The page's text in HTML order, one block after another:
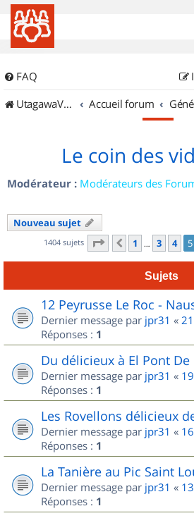
FAQ
UtagawaVTT (Randos VTT et VTTAE avec traces GPS)
Accueil forum
Le coin des
Modérateur : Modérateurs des
Nouveau sujet
1404 sujets Page 5sur 47
Précédent
1 … 3 4 5
Sujets
12 Peyrusse Le Roc -
Dernier message par jpr31 «
Réponses : 1
Du délicieux à El Pont
Dernier message par jpr31 «
Réponses : 1
Les Rovellons délicieux
Dernier message par jpr31 «
Réponses : 1
La Tanière au Pic Saint
Dernier message par jpr31 «
Réponses : 1